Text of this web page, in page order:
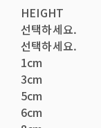
HEIGHT
선택하세요.
선택하세요.
1cm
3cm
5cm
6cm